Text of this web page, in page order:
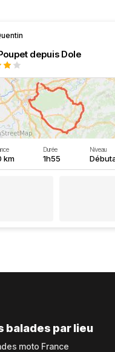
depuis Dole
km
Durée
1h55
Niveau
balades par lieu
moto France